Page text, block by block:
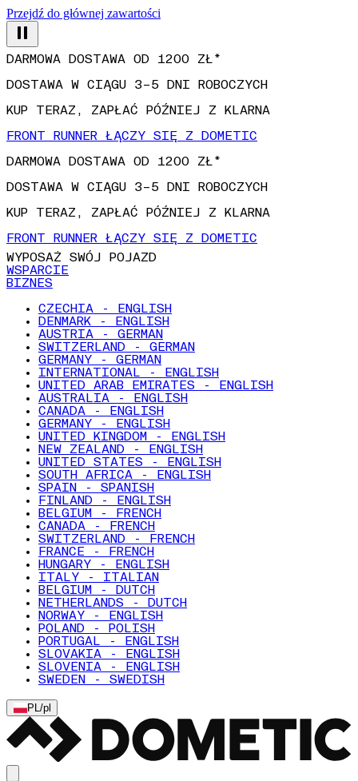
Przejdź do głównej zawartości
DOSTAWA W CIĄGU 3–5 DNI ROBOCZYCH
KUP TERAZ, ZAPŁAĆ PÓŹNIEJ Z KLARNA
FRONT RUNNER ŁĄCZY SIĘ Z DOMETIC
DARMOWA DOSTAWA OD 1200 ZŁ*
DOSTAWA W CIĄGU 3–5 DNI ROBOCZYCH
KUP TERAZ, ZAPŁAĆ PÓŹNIEJ Z KLARNA
FRONT RUNNER ŁĄCZY SIĘ Z DOMETIC
WYPOSAŻ SWÓJ POJAZD
WSPARCIE
BIZNES
CZECHIA - ENGLISH
DENMARK - ENGLISH
AUSTRIA - GERMAN
SWITZERLAND - GERMAN
GERMANY - GERMAN
INTERNATIONAL - ENGLISH
UNITED ARAB EMIRATES - ENGLISH
AUSTRALIA - ENGLISH
CANADA - ENGLISH
GERMANY - ENGLISH
UNITED KINGDOM - ENGLISH
NEW ZEALAND - ENGLISH
UNITED STATES - ENGLISH
SOUTH AFRICA - ENGLISH
SPAIN - SPANISH
FINLAND - ENGLISH
BELGIUM - FRENCH
CANADA - FRENCH
SWITZERLAND - FRENCH
FRANCE - FRENCH
HUNGARY - ENGLISH
ITALY - ITALIAN
BELGIUM - DUTCH
NETHERLANDS - DUTCH
NORWAY - ENGLISH
POLAND - POLISH
PORTUGAL - ENGLISH
SLOVAKIA - ENGLISH
SLOVENIA - ENGLISH
SWEDEN - SWEDISH
PL/pl